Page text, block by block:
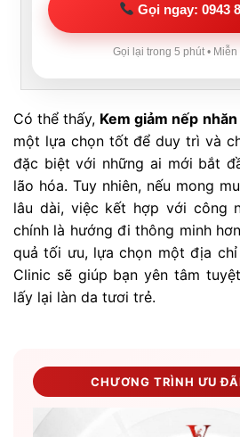
Gọi ngay: 0943
Gọi lại trong 5 phút •
Có thể thấy, Kem giảm nếp
một lựa chọn tốt để duy trì và
đặc biệt với những ai mới bắt
lão hóa. Tuy nhiên, nếu mong
lâu dài, việc kết hợp với công
chính là hướng đi thông minh
quả tối ưu, lựa chọn một địa
Clinic sẽ giúp bạn yên tâm
lấy lại làn da tươi trẻ.
CHƯƠNG TRÌNH ƯU